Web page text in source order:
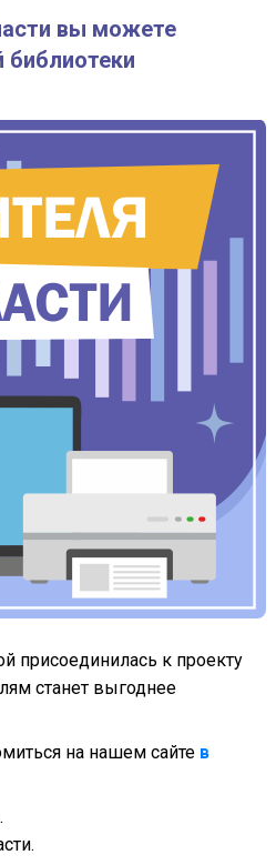
вы можете
библиотеки
присоединилась к проекту
станет выгоднее
на нашем сайте в